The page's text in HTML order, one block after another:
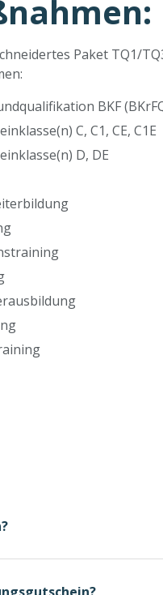
Paket TQ1/
BKF
C, C1, CE, C1E
D, DE